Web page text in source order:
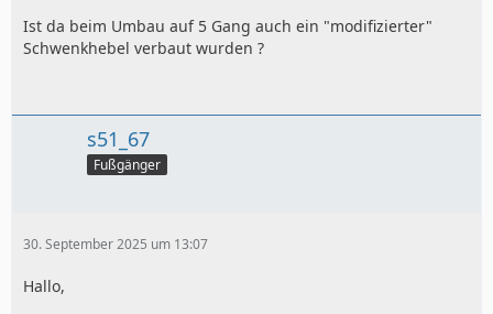
Ist da beim Umbau auf 5 Gang auch ein "modifizierter"
Schwenkhebel verbaut wurden ?
s51_67
Fußgänger
30. September 2025 um 13:07
Hallo,